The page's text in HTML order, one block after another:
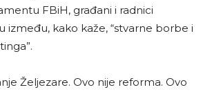
FBiH, građani i radnici
između, kako kaže, “stvarne borbe i
Željezare. Ovo nije reforma. Ovo